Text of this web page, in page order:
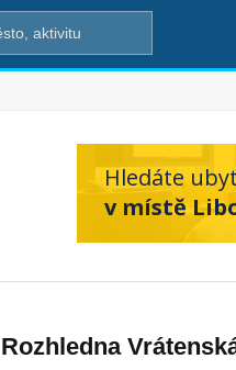
Hledáte
v místě
Rozhledna